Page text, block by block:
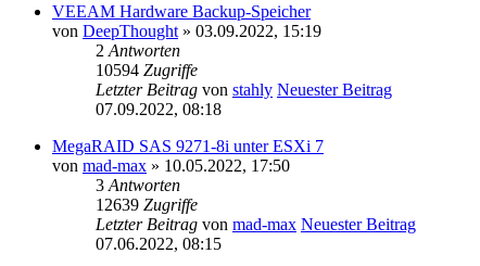
VEEAM Hardware Backup-Speicher
von DeepThought » 03.09.2022, 15:19
2 Antworten
10594 Zugriffe
Letzter Beitrag von stahly Neuester Beitrag
07.09.2022, 08:18
MegaRAID SAS 9271-8i unter ESXi 7
von mad-max » 10.05.2022, 17:50
3 Antworten
12639 Zugriffe
Letzter Beitrag von mad-max Neuester Beitrag
07.06.2022, 08:15